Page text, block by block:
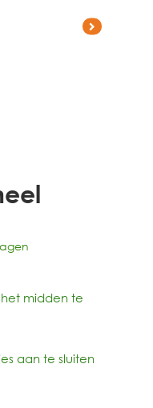
het midden te
aan te sluiten